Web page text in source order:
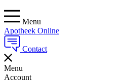
Menu
Apotheek Online
Contact
Menu
Account